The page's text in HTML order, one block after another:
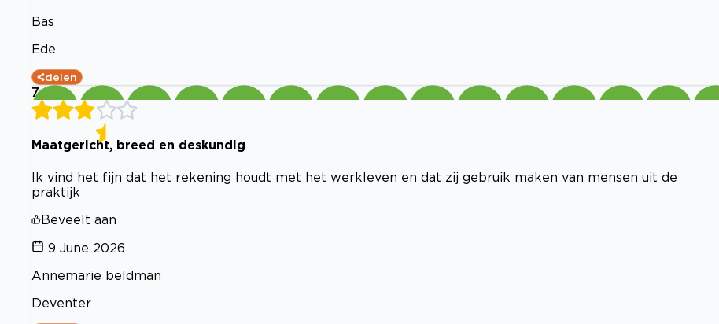
Bas
Ede
delen
7
Maatgericht, breed en deskundig
Ik vind het fijn dat het rekening houdt met het werkleven en dat zij gebruik maken van mensen uit de
praktijk
Beveelt aan
9 June 2026
Annemarie beldman
Deventer